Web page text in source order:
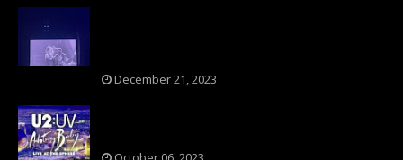
December 21, 2023